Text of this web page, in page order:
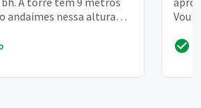
andaimes nessa altura
Vou